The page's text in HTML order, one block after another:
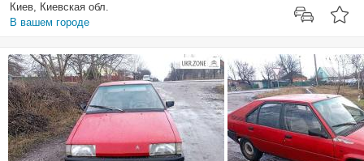
Киев, Киевская обл.
В вашем городе